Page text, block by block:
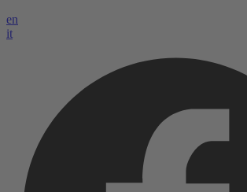
en
it